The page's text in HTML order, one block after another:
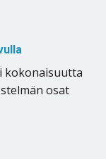
kokonaisuutta
osat